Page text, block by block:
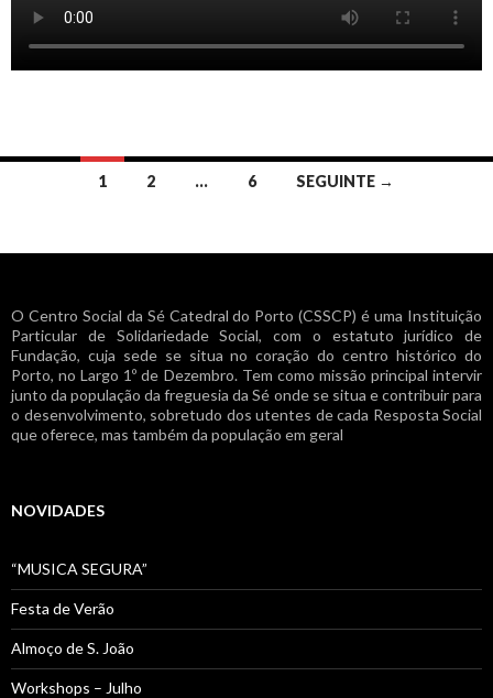
Navegação
artigos
1 2 … 6 SEGUINTE →
O Centro Social da Sé Catedral do Porto (CSSCP) é uma Instituição
Particular de Solidariedade Social, com o estatuto jurídico de
Fundação, cuja sede se situa no coração do centro histórico do
Porto, no Largo 1º de Dezembro. Tem como missão principal intervir
junto da população da freguesia da Sé onde se situa e contribuir para
o desenvolvimento, sobretudo dos utentes de cada Resposta Social
que oferece, mas também da população em geral
NOVIDADES
“MUSICA SEGURA”
Festa de Verão
Almoço de S. João
Workshops – Julho